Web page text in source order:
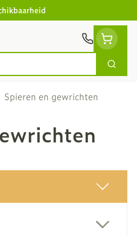
Zoek
Spieren en gewrichten